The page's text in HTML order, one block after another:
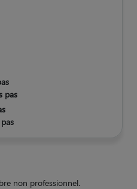
pas
non professionnel.